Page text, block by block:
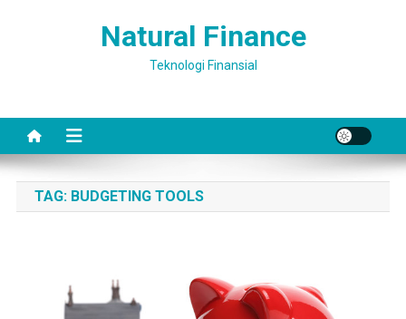
Natural Finance
Teknologi Finansial
TAG: BUDGETING TOOLS